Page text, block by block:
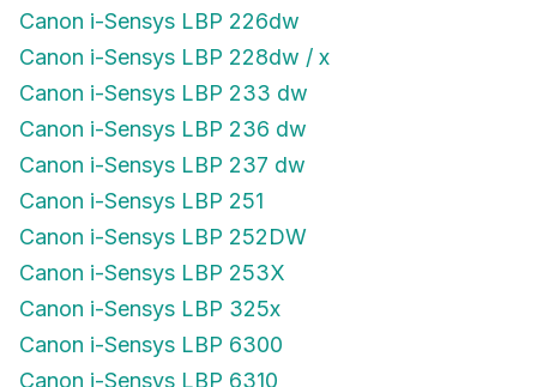
Canon i-Sensys LBP 226dw
Canon i-Sensys LBP 228dw / x
Canon i-Sensys LBP 233 dw
Canon i-Sensys LBP 236 dw
Canon i-Sensys LBP 237 dw
Canon i-Sensys LBP 251
Canon i-Sensys LBP 252DW
Canon i-Sensys LBP 253X
Canon i-Sensys LBP 325x
Canon i-Sensys LBP 6300
Canon i-Sensys LBP 6310